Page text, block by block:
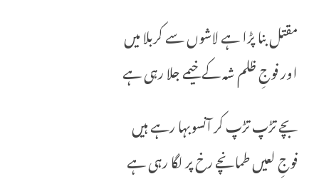
مقتل بنا پڑا ہے لاشوں سے کربلا میں
اور فوجِ ظلم شہ کے خیمے جلا رہی ہے
بچے تڑپ تڑپ کر آنسوبہا رہے ہیں
فوجِ لعیں طمانچے رخ پر لگا رہی ہے